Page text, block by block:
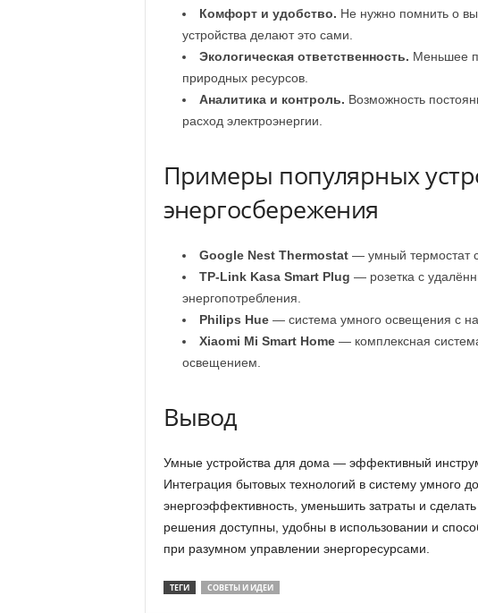
Комфорт и удобство. Не нужно помнить о
устройства делают это сами.
Экологическая ответственность. Меньшее
природных ресурсов.
Аналитика и контроль. Возможность
расход электроэнергии.
Примеры популярных
энергосбережения
Google Nest Thermostat— умный термостат с
TP-Link Kasa Smart Plug — розетка с
энергопотребления.
Philips Hue— система умного освещения с
Xiaomi Mi Smart Home— комплексная
освещением.
Вывод
Умные устройства для дома — эффективный
Интеграция бытовых технологий в систему умного
энергоэффективность, уменьшить затраты и
решения доступны, удобны в использовании и
при разумном управлении энергоресурсами.
ТЕГИ СОВЕТЫ И ИДЕИ